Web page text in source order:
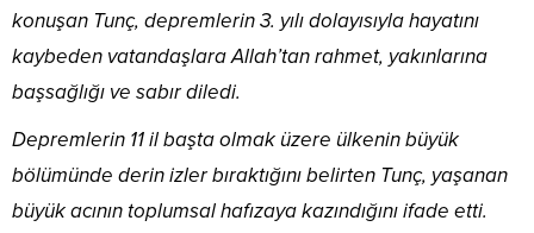
konuşan Tunç, depremlerin 3. yılı dolayısıyla hayatını
kaybeden vatandaşlara Allah’tan rahmet, yakınlarına
başsağlığı ve sabır diledi.
Depremlerin 11 il başta olmak üzere ülkenin büyük
bölümünde derin izler bıraktığını belirten Tunç, yaşanan
büyük acının toplumsal hafızaya kazındığını ifade etti.